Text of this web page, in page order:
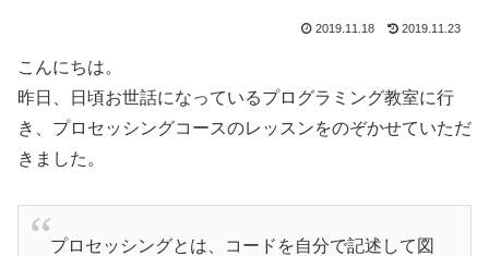
2019.11.18 2019.11.23
こんにちは。
昨日、日頃お世話になっているプログラミング教室に行
き、プロセッシングコースのレッスンをのぞかせていただ
きました。
プロセッシングとは、コードを自分で記述して図